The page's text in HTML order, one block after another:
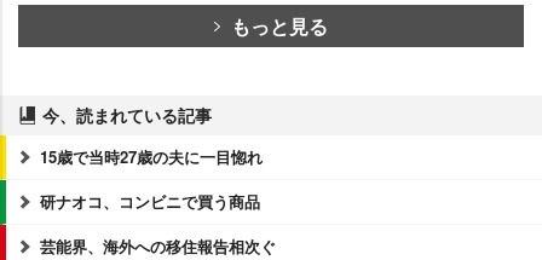
もっと見る
今、読まれている記事
15歳で当時27歳の夫に一目惚れ
研ナオコ、コンビニで買う商品
芸能界、海外への移住報告相次ぐ